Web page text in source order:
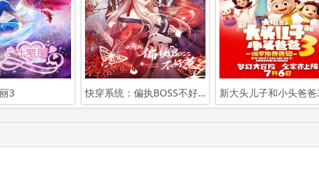
3 快穿系统：偏执BOSS不好惹